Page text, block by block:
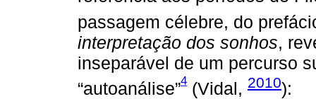
passagem célebre, do
interpretação dos sonhos,
inseparável de um percurso
“autoanálise”4 (Vidal, 2010):